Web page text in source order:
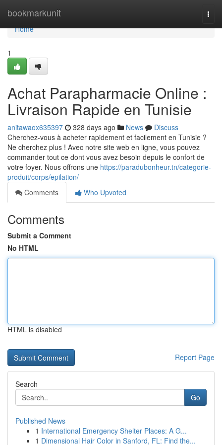
bookmarkunit
Home
Home
1
Achat Parapharmacie Online :
Livraison Rapide en Tunisie
anitawaox635397 328 days ago News
Discuss
Cherchez-vous à acheter rapidement et facilement en Tunisie ?
Ne cherchez plus ! Avec notre site web en ligne, vous pouvez
commander tout ce dont vous avez besoin depuis le confort de
votre foyer. Nous offrons une https://paradubonheur.tn/categorie-
produit/corps/epilation/
Comments
Who Upvoted
Comments
Submit a Comment
No HTML
HTML is disabled
Report Page
Search
Go
Published News
1 International Emergency Shelter Places: A G...
1 Dimensional Hair Color in Sanford, FL: Find the...